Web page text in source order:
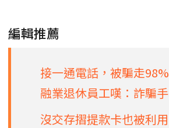
編輯推薦
接一通電話，被騙走
融業退休員工嘆：詐騙
沒交存摺提款卡也被利